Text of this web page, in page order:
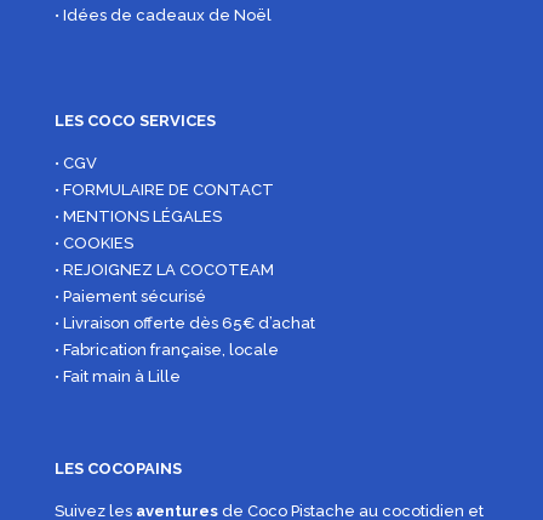
• Idées de cadeaux de Noël
LES COCO SERVICES
• CGV
• FORMULAIRE DE CONTACT
• MENTIONS LÉGALES
• COOKIES
• REJOIGNEZ LA COCOTEAM
• Paiement sécurisé
• Livraison offerte dès 65€ d’achat
• Fabrication française, locale
• Fait main à Lille
LES COCOPAINS
Suivez les aventuresde Coco Pistache au cocotidien et